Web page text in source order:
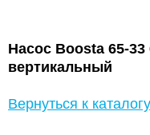
Насос Boosta 65-
вертикальный
Вернуться к